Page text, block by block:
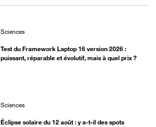
Sciences
Test du Framework Laptop 16 version 2026 :
puissant, réparable et évolutif, mais à quel prix ?
Sciences
Éclipse solaire du 12 août : y a-t-il des spots